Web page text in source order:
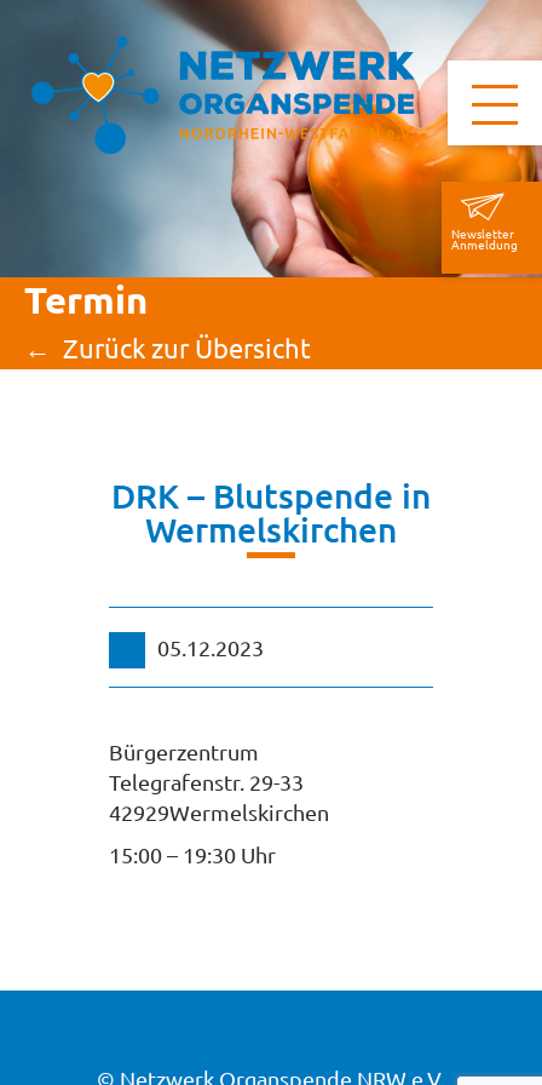
Termin
Zurück zur Übersicht
DRK – Blutspende in
Wermelskirchen
05.12.2023
Bürgerzentrum
Telegrafenstr. 29-33
42929Wermelskirchen
15:00 – 19:30 Uhr
© Netzwerk Organspende NRW e.V.
Newsletter
Anmeldung